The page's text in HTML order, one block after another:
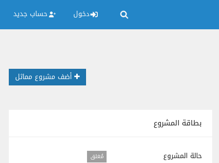
دخول حساب جديد
أضف مشروع مماثل
بطاقة المشروع
حالة المشروع مُغلق